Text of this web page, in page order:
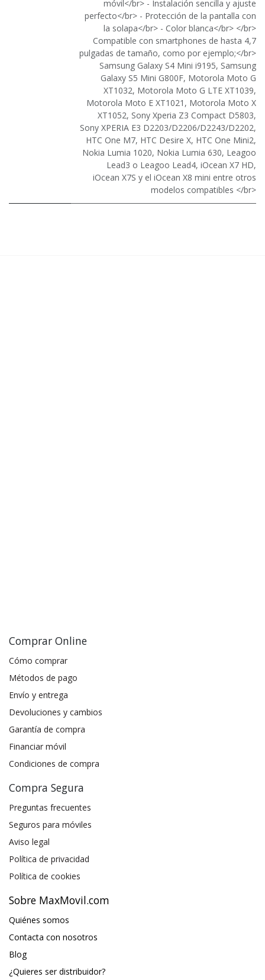
móvil</br> - Instalación sencilla y ajuste
perfecto</br> - Protección de la pantalla con
la solapa</br> - Color blanca</br> </br>
Compatible con smartphones de hasta 4,7
pulgadas de tamaño, como por ejemplo;</br>
Samsung Galaxy S4 Mini i9195, Samsung
Galaxy S5 Mini G800F, Motorola Moto G
XT1032, Motorola Moto G LTE XT1039,
Motorola Moto E XT1021, Motorola Moto X
XT1052, Sony Xperia Z3 Compact D5803,
Sony XPERIA E3 D2203/D2206/D2243/D2202,
HTC One M7, HTC Desire X, HTC One Mini2,
Nokia Lumia 1020, Nokia Lumia 630, Leagoo
Lead3 o Leagoo Lead4, iOcean X7 HD,
iOcean X7S y el iOcean X8 mini entre otros
modelos compatibles </br>
Comprar Online
Cómo comprar
Métodos de pago
Envío y entrega
Devoluciones y cambios
Garantía de compra
Financiar móvil
Condiciones de compra
Compra Segura
Preguntas frecuentes
Seguros para móviles
Aviso legal
Política de privacidad
Política de cookies
Sobre MaxMovil.com
Quiénes somos
Contacta con nosotros
Blog
¿Quieres ser distribuidor?